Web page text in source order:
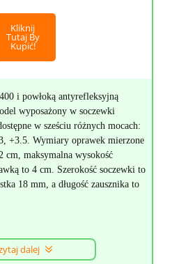
Kliknij
Tutaj By
Kupić!
i powłoką antyrefleksyjną
wyposażony w soczewki
w sześciu różnych mocach:
+3.5. Wymiary oprawek mierzone
cm, maksymalna wysokość
to 4 cm. Szerokość soczewki to
18 mm, a długość zausznika to
dalej